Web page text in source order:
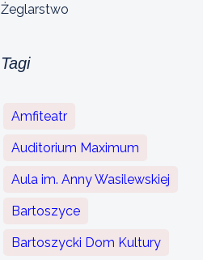
Żeglarstwo
Tagi
Amfiteatr
Auditorium Maximum
Aula im. Anny Wasilewskiej
Bartoszyce
Bartoszycki Dom Kultury